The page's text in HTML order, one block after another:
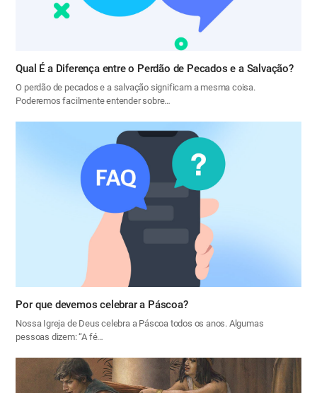
Qual É a Diferença entre o Perdão de Pecados e a Salvação?
O perdão de pecados e a salvação significam a mesma coisa.
Poderemos facilmente entender sobre…
Por que devemos celebrar a Páscoa?
Nossa Igreja de Deus celebra a Páscoa todos os anos. Algumas
pessoas dizem: “A fé…